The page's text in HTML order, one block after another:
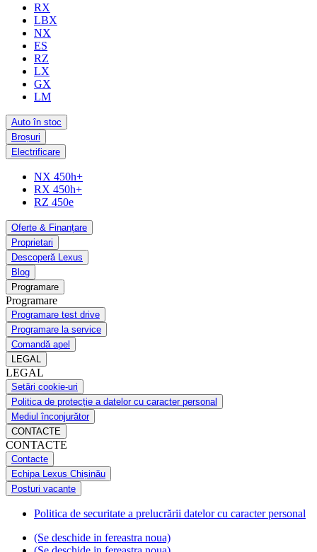
RX
LBX
NX
ES
RZ
LX
GX
LM
Auto în stoc
Broșuri
Electrificare
NX 450h+
RX 450h+
RZ 450e
Oferte & Finanțare
Proprietari
Descoperă Lexus
Blog
Programare
Programare
Programare test drive
Programare la service
Comandă apel
LEGAL
LEGAL
Setări cookie-uri
Politica de protecție a datelor cu caracter personal
Mediul înconjurător
CONTACTE
CONTACTE
Contacte
Echipa Lexus Chișinău
Posturi vacante
Politica de securitate a prelucrării datelor cu caracter personal
(Se deschide in fereastra noua)